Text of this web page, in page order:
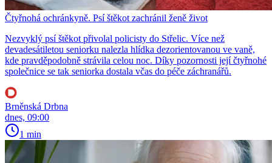
Čtyřnohá ochránkyně. Psí štěkot zachránil ženě život
Nezvyklý psí štěkot přivolal policisty do Střelic. Více než
devadesátiletou seniorku nalezla hlídka dezorientovanou ve vaně,
kde pravděpodobně strávila celou noc. Díky pozornosti její čtyřnohé
společnice se tak seniorka dostala včas do péče záchranářů.
Brněnská Drbna
dnes, 09:00
1 min